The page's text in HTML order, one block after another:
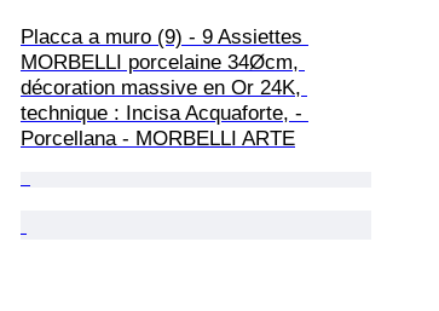
Placca a muro (9) - 9 Assiettes
MORBELLI porcelaine 34Øcm,
décoration massive en Or 24K,
technique : Incisa Acquaforte, -
Porcellana - MORBELLI ARTE